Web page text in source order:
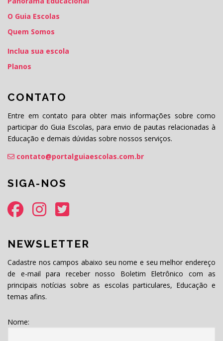
O Guia Escolas
Quem Somos
Inclua sua escola
Planos
CONTATO
Entre em contato para obter mais informações sobre como
participar do Guia Escolas, para envio de pautas relacionadas à
Educação e demais dúvidas sobre nossos serviços.
contato@portalguiaescolas.com.br
SIGA-NOS
NEWSLETTER
Cadastre nos campos abaixo seu nome e seu melhor endereço
de e-mail para receber nosso Boletim Eletrônico com as
principais notícias sobre as escolas particulares, Educação e
temas afins.
Nome: